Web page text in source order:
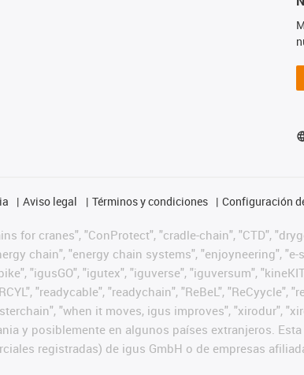
Aviso legal Términos y condiciones Configuración
for cranes", "ConProtect", "cradle-chain", "CTD",
chain", "energy chain systems", "enjoyneering",
"igusGO", "igutex", "iguverse", "iguversum",
"readycable", "readychain", "ReBeL", "ReCyycle",
"when it moves, igus improves", "xirodur",
y posiblemente en algunos países extranjeros.
registradas) de igus GmbH o de empresas